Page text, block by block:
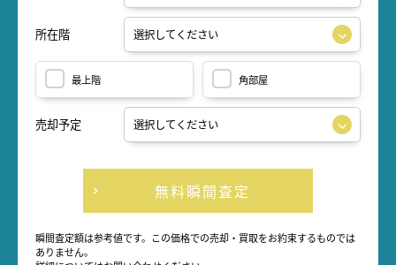
所在階
最上階 角部屋
売却予定
無料瞬間査定
瞬間査定額は参考値です。この価格での売却・買取をお約束するものでは
ありません。